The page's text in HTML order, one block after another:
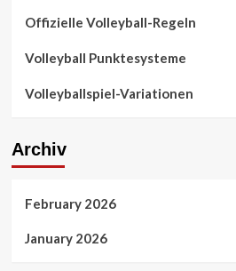
Offizielle Volleyball-Regeln
Volleyball Punktesysteme
Volleyballspiel-Variationen
Archiv
February 2026
January 2026